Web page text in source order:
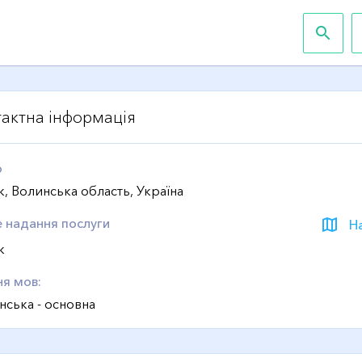
search
інформація
Волинська область, Україна
надання послуги
map
мов:
- основна